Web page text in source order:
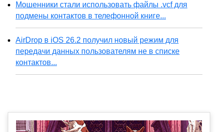
Мошенники стали использовать файлы .vcf для
подмены контактов в телефонной книге...
AirDrop в iOS 26.2 получил новый режим для
передачи данных пользователям не в списке
контактов...